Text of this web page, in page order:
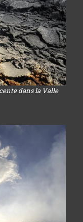
dans la Valle